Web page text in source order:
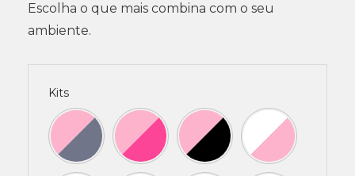
Escolha o que mais combina com o seu
ambiente.
Kits